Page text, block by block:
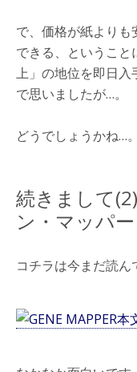
で、価格が紙より
できる、というこ
上」の地位を即日入
で思いましたが…。
どうでしょうかね…。
続きまして
ン・マッパー
コチラは今まだ読ん